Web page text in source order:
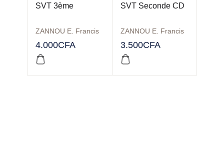
SVT 3ème
ZANNOU E. Francis
4.000CFA
SVT Seconde CD
ZANNOU E. Francis
3.500CFA